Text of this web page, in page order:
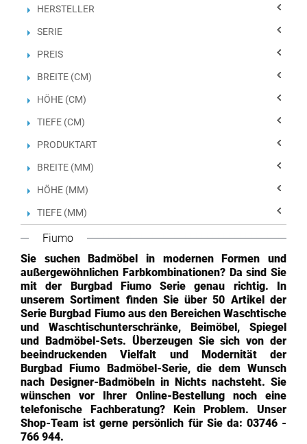
HERSTELLER
SERIE
PREIS
BREITE (CM)
HÖHE (CM)
TIEFE (CM)
PRODUKTART
BREITE (MM)
HÖHE (MM)
TIEFE (MM)
Fiumo
Sie suchen Badmöbel in modernen Formen und
außergewöhnlichen Farbkombinationen? Da sind Sie
mit der Burgbad Fiumo Serie genau richtig. In
unserem Sortiment finden Sie über 50 Artikel der
Serie Burgbad Fiumo aus den Bereichen Waschtische
und Waschtischunterschränke, Beimöbel, Spiegel
und Badmöbel-Sets. Überzeugen Sie sich von der
beeindruckenden Vielfalt und Modernität der
Burgbad Fiumo Badmöbel-Serie, die dem Wunsch
nach Designer-Badmöbeln in Nichts nachsteht. Sie
wünschen vor Ihrer Online-Bestellung noch eine
telefonische Fachberatung? Kein Problem. Unser
Shop-Team ist gerne persönlich für Sie da: 03746 -
766 944.